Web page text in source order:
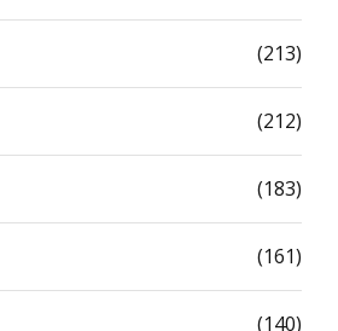
(213)
(212)
(183)
(161)
(140)